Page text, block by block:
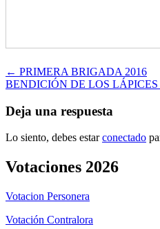
Navegación
de
entradas
← PRIMERA BRIGADA 2016
BENDICIÓN DE LOS
Deja una respuesta
Lo siento, debes estarconectado
Votaciones 2026
Votacion Personera
Votación Contralora